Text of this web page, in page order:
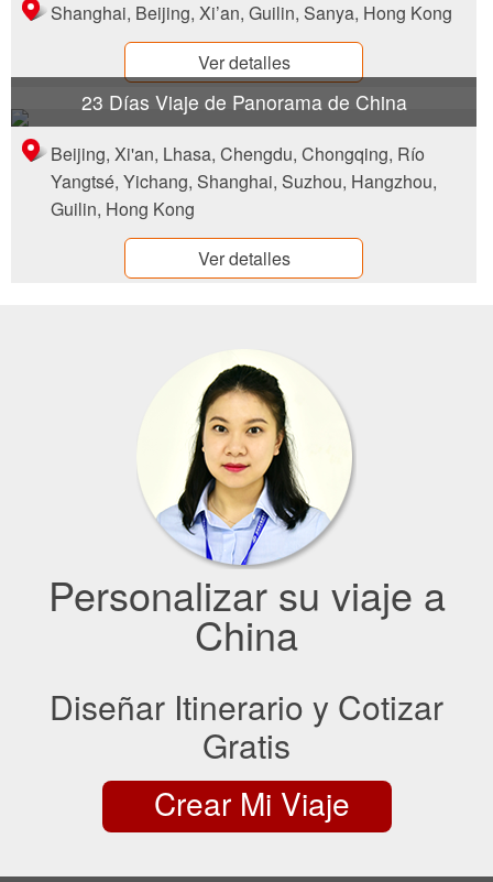
Shanghai, Beijing, Xi’an, Guilin, Sanya, Hong Kong
Ver detalles
23 Días Viaje de Panorama de China
Beijing, Xi'an, Lhasa, Chengdu, Chongqing, Río
Yangtsé, Yichang, Shanghai, Suzhou, Hangzhou,
Guilin, Hong Kong
Ver detalles
Personalizar su viaje a
China
Diseñar Itinerario y Cotizar
Gratis
Crear Mi Viaje